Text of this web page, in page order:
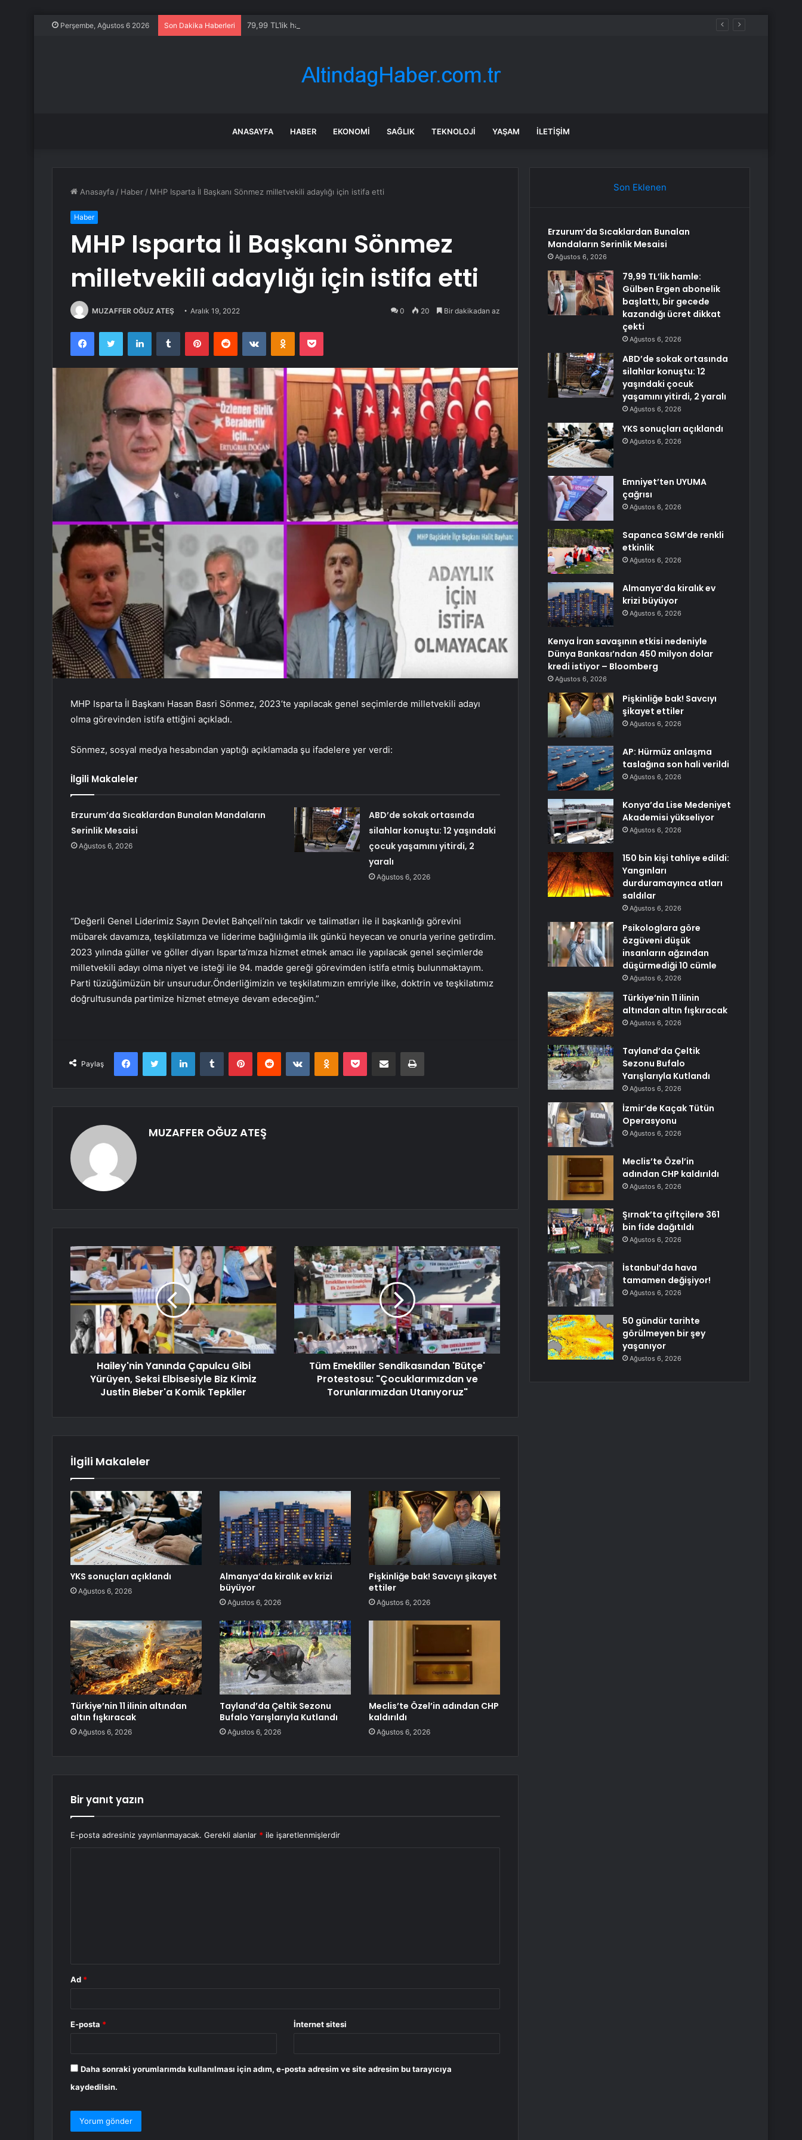
Perşembe, Ağustos 6 2026 Son Dakika Haberleri 79,99 TL’lik hamle: Gülben Ergen abonelik başlattı, bir gecede kazandığı ücret dikkat çekti
ANASAYFA HABER EKONOMI SAĞLIK TEKNOLOJI YAŞAM İLETIŞIM
Anasayfa / Haber / MHP Isparta İl Başkanı Sönmez milletvekili adaylığı için istifa etti
Haber
MHP Isparta İl Başkanı Sönmez
milletvekili adaylığı için istifa etti
MUZAFFER OĞUZ ATEŞ Aralık 19, 2022 0 20 Bir dakikadan az
FacebookTwitter LinkedInTumblr PinterestReddit VKontakteOdnoklassniki
Pocket
MHP Isparta İl Başkanı Hasan Basri Sönmez, 2023’te yapılacak genel seçimlerde milletvekili adayı
olma görevinden istifa ettiğini açıkladı.
Sönmez, sosyal medya hesabından yaptığı açıklamada şu ifadelere yer verdi:
İlgili Makaleler
Erzurum’da Sıcaklardan Bunalan Mandaların
Serinlik Mesaisi
Ağustos 6, 2026
ABD’de sokak ortasında
silahlar konuştu: 12 yaşındaki
çocuk yaşamını yitirdi, 2
yaralı
Ağustos 6, 2026
“Değerli Genel Liderimiz Sayın Devlet Bahçeli’nin takdir ve talimatları ile il başkanlığı görevini
mübarek davamıza, teşkilatımıza ve liderime bağlılığımla ilk günkü heyecan ve onurla yerine getirdim.
2023 yılında güller ve göller diyarı Isparta’mıza hizmet etmek amacı ile yapılacak genel seçimlerde
milletvekili adayı olma niyet ve isteği ile 94. madde gereği görevimden istifa etmiş bulunmaktayım.
Parti tüzüğümüzün bir unsurudur.Önderliğimizin ve teşkilatımızın emriyle ilke, doktrin ve teşkilatımız
doğrultusunda partimize hizmet etmeye devam edeceğim.”
Paylaş
FacebookTwitter LinkedInTumblr PinterestReddit VKontakteOdnoklassniki
Pocket E-Posta ile paylaş Yazdır
MUZAFFER OĞUZ ATEŞ
Hailey'nin Yanında Çapulcu Gibi
Yürüyen, Seksi Elbisesiyle Biz Kimiz
Justin Bieber'a Komik Tepkiler
Tüm Emekliler Sendikasından 'Bütçe'
Protestosu: "Çocuklarımızdan ve
Torunlarımızdan Utanıyoruz"
İlgili Makaleler
YKS sonuçları açıklandı
Ağustos 6, 2026
Almanya’da kiralık ev krizi
büyüyor
Ağustos 6, 2026
Pişkinliğe bak! Savcıyı şikayet
ettiler
Ağustos 6, 2026
Türkiye’nin 11 ilinin altından
altın fışkıracak
Ağustos 6, 2026
Tayland’da Çeltik Sezonu
Bufalo Yarışlarıyla Kutlandı
Ağustos 6, 2026
Meclis’te Özel’in adından CHP
kaldırıldı
Ağustos 6, 2026
Bir yanıt yazın
E-posta adresiniz yayınlanmayacak. Gerekli alanlar * ile işaretlenmişlerdir
Ad *
E-posta * İnternet sitesi
Daha sonraki yorumlarımda kullanılması için adım, e-posta adresim ve site adresim bu tarayıcıya
kaydedilsin.
Son Eklenen
Erzurum’da Sıcaklardan Bunalan
Mandaların Serinlik Mesaisi
Ağustos 6, 2026
79,99 TL’lik hamle:
Gülben Ergen abonelik
başlattı, bir gecede
kazandığı ücret dikkat
çekti
Ağustos 6, 2026
ABD’de sokak ortasında
silahlar konuştu: 12
yaşındaki çocuk
yaşamını yitirdi, 2 yaralı
Ağustos 6, 2026
YKS sonuçları açıklandı
Ağustos 6, 2026
Emniyet’ten UYUMA
çağrısı
Ağustos 6, 2026
Sapanca SGM’de renkli
etkinlik
Ağustos 6, 2026
Almanya’da kiralık ev
krizi büyüyor
Ağustos 6, 2026
Kenya İran savaşının etkisi nedeniyle
Dünya Bankası’ndan 450 milyon dolar
kredi istiyor – Bloomberg
Ağustos 6, 2026
Pişkinliğe bak! Savcıyı
şikayet ettiler
Ağustos 6, 2026
AP: Hürmüz anlaşma
taslağına son hali verildi
Ağustos 6, 2026
Konya’da Lise Medeniyet
Akademisi yükseliyor
Ağustos 6, 2026
150 bin kişi tahliye edildi:
Yangınları
durduramayınca atları
saldılar
Ağustos 6, 2026
Psikologlara göre
özgüveni düşük
insanların ağzından
düşürmediği 10 cümle
Ağustos 6, 2026
Türkiye’nin 11 ilinin
altından altın fışkıracak
Ağustos 6, 2026
Tayland’da Çeltik
Sezonu Bufalo
Yarışlarıyla Kutlandı
Ağustos 6, 2026
İzmir’de Kaçak Tütün
Operasyonu
Ağustos 6, 2026
Meclis’te Özel’in
adından CHP kaldırıldı
Ağustos 6, 2026
Şırnak’ta çiftçilere 361
bin fide dağıtıldı
Ağustos 6, 2026
İstanbul’da hava
tamamen değişiyor!
Ağustos 6, 2026
50 gündür tarihte
görülmeyen bir şey
yaşanıyor
Ağustos 6, 2026